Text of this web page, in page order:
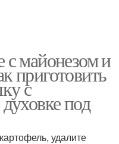
с майонезом и
приготовить
с
под
удалите